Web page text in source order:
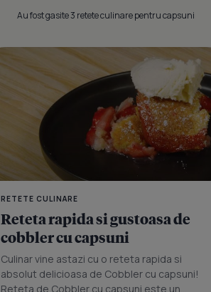
Au fost gasite 3 retete culinare pentru capsuni
RETETE CULINARE
Reteta rapida si gustoasa de
cobbler cu capsuni
Culinar vine astazi cu o reteta rapida si
absolut delicioasa de Cobbler cu capsuni!
Reteta de Cobbler cu capsuni este un...